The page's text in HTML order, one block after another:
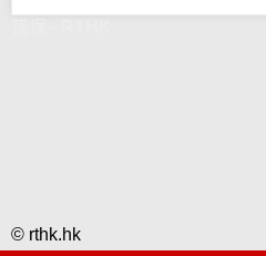
© rthk.hk